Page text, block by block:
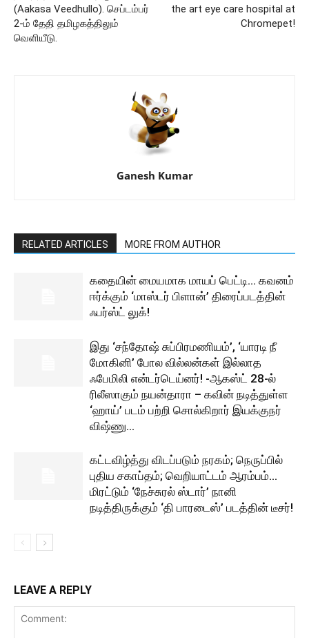
(Aakasa Veedhullo). செப்டம்பர்
2-ம் தேதி தமிழகத்திலும்
வெளியீடு.
the art eye care hospital at
Chromepet!
Ganesh Kumar
RELATED ARTICLES MORE FROM AUTHOR
கதையின் மையமாக மாயப் பெட்டி… கவனம்
ஈர்க்கும் ‘மாஸ்டர் பிளான்’ திரைப்படத்தின்
ஃபர்ஸ்ட் லுக்!
இது ‘சந்தோஷ் சுப்பிரமணியம்’, ‘யாரடி நீ
மோகினி’ போல வில்லன்கள் இல்லாத
ஃபேமிலி என்டர்டெய்னர்! -ஆகஸ்ட் 28-ல்
ரிலீஸாகும் நயன்தாரா – கவின் நடித்துள்ள
‘ஹாய்’ படம் பற்றி சொல்கிறார் இயக்குநர்
விஷ்ணு...
கட்டவிழ்த்து விடப்படும் நரகம்; நெருப்பில்
புதிய சகாப்தம்; வெறியாட்டம் ஆரம்பம்…
மிரட்டும் ‘நேச்சுரல் ஸ்டார்’ நானி
நடித்திருக்கும் ‘தி பாரடைஸ்’ படத்தின் டீசர்!
LEAVE A REPLY